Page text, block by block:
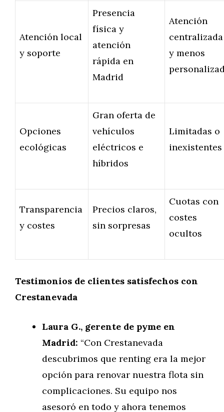
Atención local
y soporte
Presencia
física y
atención
rápida en
Madrid
Atención
centralizada
y menos
Opciones
ecológicas
Gran oferta de
vehículos
eléctricos e
híbridos
Limitadas o
inexistentes
Transparencia
y costes
Precios claros,
sin sorpresas
Cuotas con
costes
ocultos
Testimonios de clientes satisfechos con
Crestanevada
Laura G., gerente de pyme en
Madrid: “Con Crestanevada
descubrimos que renting era la mejor
opción para renovar nuestra flota sin
complicaciones. Su equipo nos
asesoró en todo y ahora tenemos